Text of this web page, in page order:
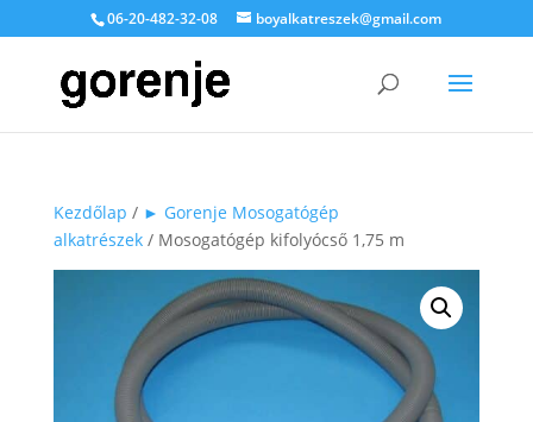
06-20-482-32-08 boyalkatreszek@gmail.com
Kezdőlap / ► Gorenje Mosogatógép
alkatrészek/ Mosogatógép kifolyócső 1,75 m